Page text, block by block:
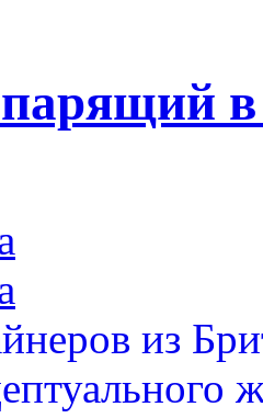
в
из